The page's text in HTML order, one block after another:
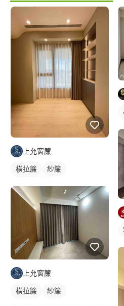
上允窗簾
橫拉簾
紗簾
上允窗簾
橫拉簾 紗簾